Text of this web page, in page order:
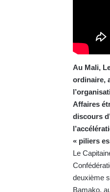
Au Mali,
ordinaire,
Affaires
discours
« piliers
Le
deuxième
Bamako,